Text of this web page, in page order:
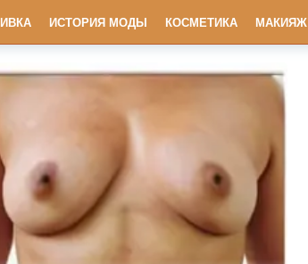
ИСТОРИЯ МОДЫ КОСМЕТИКА МАКИЯЖ